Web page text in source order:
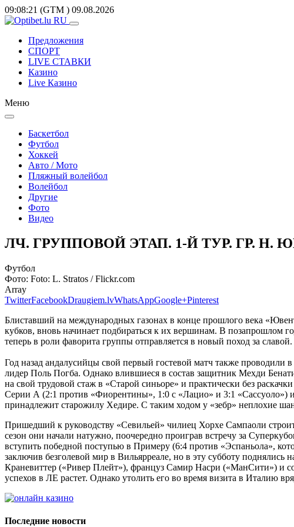
09:08:21 (GTM ) 09.08.2026
Предложения
СПОРТ
LIVE СТАВКИ
Казино
Live Казино
Меню
Баскетбол
Футбол
Хоккей
Авто / Мото
Пляжный волейбол
Волейбол
Другие
Фото
Видео
ЛЧ. ГРУППОВОЙ ЭТАП. 1-Й ТУР. ГР. Н.
Футбол
Фото: Foto: L. Stratos / Flickr.com
Array
TwitterFacebookDraugiem.lvWhatsAppGoogle+Pinterest
Блиставший на международных газонах в конце прошлого века
кубков, вновь начинает подбираться к их вершинам. В позапрошлом
теперь в роли фаворита группы отправляется в новый поход за
Год назад андалусийцы свой первый гостевой матч также проводили
лидер Поль Погба. Однако влившиеся в состав защитник Мехди
на свой трудовой стаж в «Старой синьоре» и практически без
Серии А (2:1 против «Фиорентины», 1:0 с «Лацио» и 3:1 «Сассуоло»)
принадлежит старожилу Хедире. С таким ходом у «зебр» неплохие
Пришедший к руководству «Севильей» чилиец Хорхе Сампаоли
сезон они начали натужно, поочередно проиграв встречу за
вступить победной поступью в Примеру (6:4 против «Эспаньола»,
заключив безголевой мир в Вильярреале, но в эту субботу
Краневиттер («Ривер Плейт»), француз Самир Насри («МанСити») и
успехов в ЛЕ растет. Однако утолить его во время визита в Италию
Последние новости